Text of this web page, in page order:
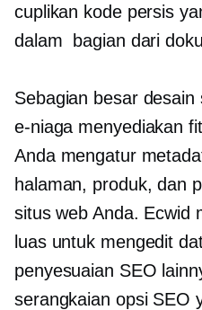
cuplikan kode persis
dalam
bagian dari
Sebagian besar
e-niaga menyediakan
Anda mengatur
halaman, produk, dan
situs web Anda. Ecwid
luas untuk mengedit
penyesuaian SEO
serangkaian opsi SEO